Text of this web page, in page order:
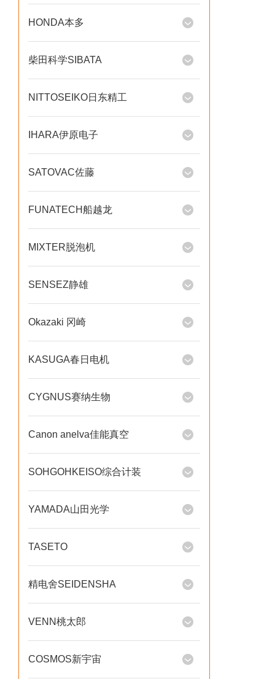
HONDA本多
柴田科学SIBATA
NITTOSEIKO日东精工
IHARA伊原电子
SATOVAC佐藤
FUNATECH船越龙
MIXTER脱泡机
SENSEZ静雄
Okazaki 冈崎
KASUGA春日电机
CYGNUS赛纳生物
Canon anelva佳能真空
SOHGOHKEISO综合计装
YAMADA山田光学
TASETO
精电舍SEIDENSHA
VENN桃太郎
COSMOS新宇宙